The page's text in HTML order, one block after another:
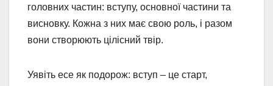
головних частин: вступу, основної частини та
висновку. Кожна з них має свою роль, і разом
вони створюють цілісний твір.
Уявіть есе як подорож: вступ – це старт,